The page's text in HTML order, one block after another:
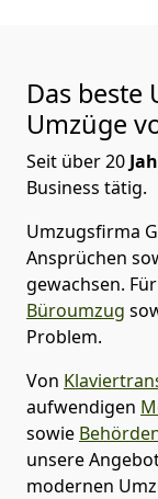
Das
Umzüge
Seit über20
Business tätig.
Umzugsfirma
Ansprüchen
gewachsen.
Büroumzug
Problem.
Von
aufwendigen
sowie
unsere
modernen